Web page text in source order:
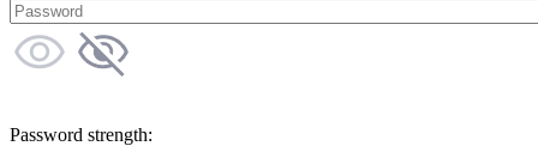
Password strength: